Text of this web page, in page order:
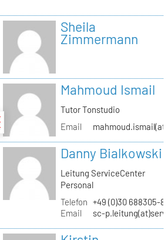
Sheila
Zimmermann
Mahmoud Ismail
Tutor Tonstudio
Email
Danny Bialkowski
Leitung ServiceCenter
Personal
Telefon +49 (0)30 688305-
Email
sc-